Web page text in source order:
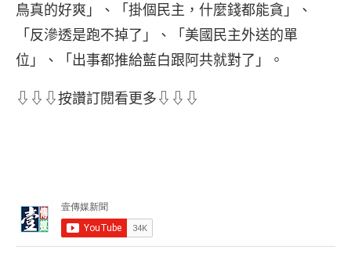
鳥真的好爽」、「掛個民主，什麼錢都能貪」、
「反滲透是跑不掉了」、「美國民主外送的單
位」、「出事都推給藍白跟阿共就對了」。
⇩⇩⇩按讚訂閱看更多⇩⇩⇩